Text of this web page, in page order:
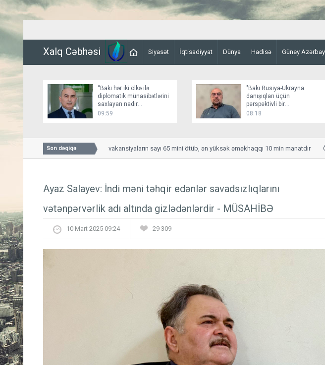
Xalq Cəbhəsi Siyasət İqtisadiyyat Dünya Hadisə Güney
“Bakı hər iki ölkə ilə
diplomatik münasibətlərini
saxlayan nadir
dövlətlərdəndir”
09:59
"Bakı Rusiya-Ukrayna
danışıqları üçün
perspektivli bir
platformadır"
08:18
Son dəqiqə
Azərbaycanda aktiv vakansiyaların sayı 65 mini ötüb, ən yüksək əməkhaqqı 10 min manatdır Ötən
Ayaz Salayev: İndi məni təhqir edənlər savadsızlıqlarını
vətənpərvərlik adı altında gizlədənlərdir - MÜSAHİBƏ
10 Mart 2025 09:24 29 309